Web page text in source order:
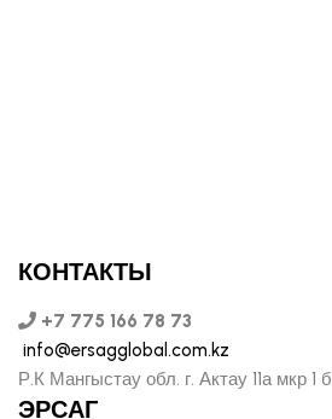
КОНТАКТЫ
+7 775 166 78 73
info@ersagglobal.com.kz
Р.К Мангыстау обл. г. Актау 11а мкр 1 б
ЭРСАГ